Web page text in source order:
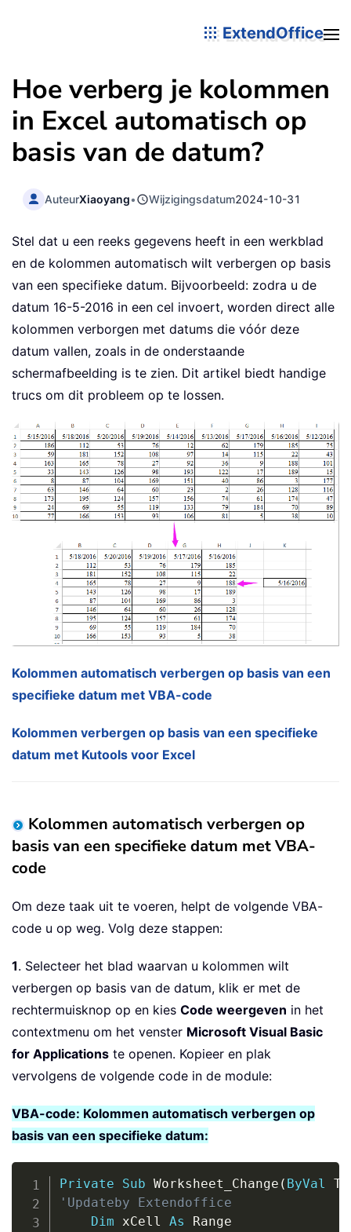
ExtendOffice
Hoe verberg je kolommen
in Excel automatisch op
basis van de datum?
AuteurXiaoyang• Wijzigingsdatum2024-10-31
Stel dat u een reeks gegevens heeft in een werkblad
en de kolommen automatisch wilt verbergen op basis
van een specifieke datum. Bijvoorbeeld: zodra u de
datum 16-5-2016 in een cel invoert, worden direct alle
kolommen verborgen met datums die vóór deze
datum vallen, zoals in de onderstaande
schermafbeelding is te zien. Dit artikel biedt handige
trucs om dit probleem op te lossen.
Kolommen automatisch verbergen op basis van een
specifieke datum met VBA-code
Kolommen verbergen op basis van een specifieke
datum met Kutools voor Excel
Kolommen automatisch verbergen op
basis van een specifieke datum met VBA-
code
Om deze taak uit te voeren, helpt de volgende VBA-
code u op weg. Volg deze stappen:
1. Selecteer het blad waarvan u kolommen wilt
verbergen op basis van de datum, klik er met de
rechtermuisknop op en kies Code weergeven in het
contextmenu om het venster Microsoft Visual Basic
for Applications te openen. Kopieer en plak
vervolgens de volgende code in de module:
VBA-code: Kolommen automatisch verbergen op
basis van een specifieke datum:
Private Sub Worksheet_Change ( ByVal
'Updateby Extendoffice
Dim xCell As Range
Copy